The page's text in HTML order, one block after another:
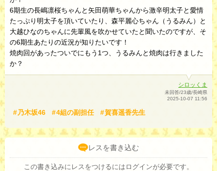
6期生の長嶋凛桜ちゃんと矢田萌華ちゃんから激辛明太子と愛情
たっぷり明太子を頂いていたり、森平麗心ちゃん（うるみん）と
大越ひなのちゃんに先輩風を吹かせていたと聞いたのですが、そ
の6期生あたりの近況が知りたいです！
焼肉回があったついでにもう1つ、うるみんと焼肉は行きました
か？
シロッくま
未回答/23歳/長崎県
2025-10-07 11:56
乃木坂46 4組の副担任 賀喜遥香先生
レスを書き込む
この書き込みにレスをつけるにはログインが必要です。